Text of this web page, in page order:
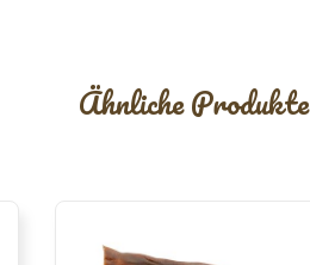
Ähnliche Produkte